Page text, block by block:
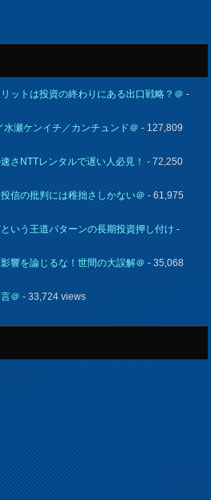
ットは投資の終わりにある出口戦略？＠-
瀬ケンイチ／カンチュンド＠- 127,809
さNTTレンタルで遅い人必見！- 72,250
信の批判には稚拙さしかない＠- 61,975
いう王道パターンの長期投資押し付け-
響を論じるな！世間の大誤解＠- 35,068
＠- 33,724 views